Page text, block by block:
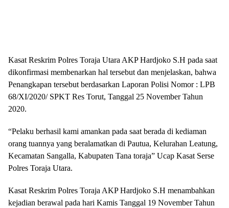
Kasat Reskrim Polres Toraja Utara AKP Hardjoko S.H pada saat
dikonfirmasi membenarkan hal tersebut dan menjelaskan, bahwa
Penangkapan tersebut berdasarkan Laporan Polisi Nomor : LPB
68/XI/2020/ SPKT Res Torut, Tanggal 25 November Tahun
2020.
“Pelaku berhasil kami amankan pada saat berada di kediaman
orang tuannya yang beralamatkan di Pautua, Kelurahan Leatung,
Kecamatan Sangalla, Kabupaten Tana toraja” Ucap Kasat Serse
Polres Toraja Utara.
Kasat Reskrim Polres Toraja AKP Hardjoko S.H menambahkan
kejadian berawal pada hari Kamis Tanggal 19 November Tahun